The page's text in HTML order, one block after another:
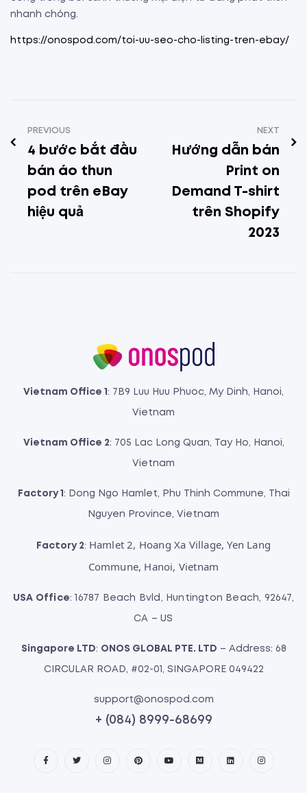
nhanh chóng.
https://onospod.com/toi-uu-seo-cho-listing-tren-ebay/
PREVIOUS
4 bước bắt đầu
bán áo thun
pod trên eBay
hiệu quả
NEXT
Hướng dẫn bán
Print on
Demand T-shirt
trên Shopify
2023
Vietnam Office 1 : 7B9 Luu Huu Phuoc, My Dinh, Hanoi,
Vietnam
Vietnam Office 2: 705 Lac Long Quan, Tay Ho, Hanoi,
Vietnam
Factory 1 : Dong Ngo Hamlet, Phu Thinh Commune, Thai
Nguyen Province, Vietnam
Factory 2: Hamlet 2, Hoang Xa Village, Yen Lang
Commune, Hanoi, Vietnam
USA Office: 16787 Beach Bvld, Huntington Beach, 92647,
CA – US
Singapore LTD: ONOS GLOBAL PTE. LTD – Address: 68
CIRCULAR ROAD, #02-01, SINGAPORE 049422
support@onospod.com
+ (084) 8999-68699